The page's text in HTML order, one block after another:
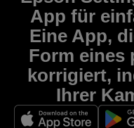
App für
Eine App,
Form eines
korrigiert,
Ihrer